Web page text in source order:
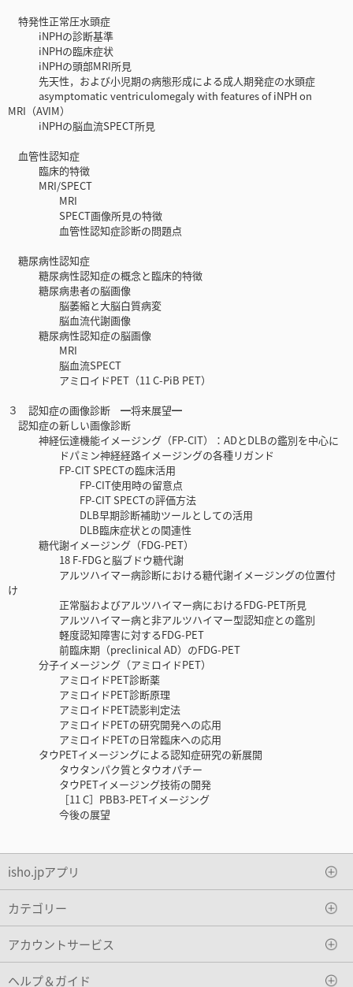
特発性正常圧水頭症
iNPHの診断基準
iNPHの臨床症状
iNPHの頭部MRI所見
先天性，および小児期の病態形成による成人期発症の水頭症
asymptomatic ventriculomegaly with features of iNPH on
MRI（AVIM）
iNPHの脳血流SPECT所見
血管性認知症
臨床的特徴
MRI/SPECT
MRI
SPECT画像所見の特徴
血管性認知症診断の問題点
糖尿病性認知症
糖尿病性認知症の概念と臨床的特徴
糖尿病患者の脳画像
脳萎縮と大脳白質病変
脳血流代謝画像
糖尿病性認知症の脳画像
MRI
脳血流SPECT
アミロイドPET（11 C-PiB PET）
３ 認知症の画像診断 ━将来展望━
認知症の新しい画像診断
神経伝達機能イメージング（FP-CIT）：ADとDLBの鑑別を中心に
ドパミン神経経路イメージングの各種リガンド
FP-CIT SPECTの臨床活用
FP-CIT使用時の留意点
FP-CIT SPECTの評価方法
DLB早期診断補助ツールとしての活用
DLB臨床症状との関連性
糖代謝イメージング（FDG-PET）
18 F-FDGと脳ブドウ糖代謝
アルツハイマー病診断における糖代謝イメージングの位置付
け
正常脳およびアルツハイマー病におけるFDG-PET所見
アルツハイマー病と非アルツハイマー型認知症との鑑別
軽度認知障害に対するFDG-PET
前臨床期（preclinical AD）のFDG-PET
分子イメージング（アミロイドPET）
アミロイドPET診断薬
アミロイドPET診断原理
アミロイドPET読影判定法
アミロイドPETの研究開発への応用
アミロイドPETの日常臨床への応用
タウPETイメージングによる認知症研究の新展開
タウタンパク質とタウオパチー
タウPETイメージング技術の開発
［11 C］PBB3-PETイメージング
今後の展望
isho.jpアプリ
カテゴリー
アカウントサービス
ヘルプ＆ガイド